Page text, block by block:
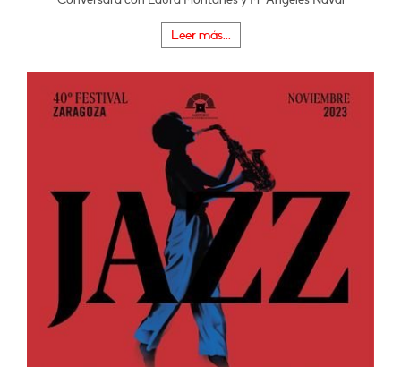
Leer más...